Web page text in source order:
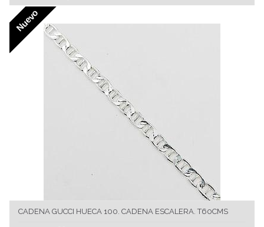
Nuevo
CADENA GUCCI HUECA 100. CADENA ESCALERA. T60CMS